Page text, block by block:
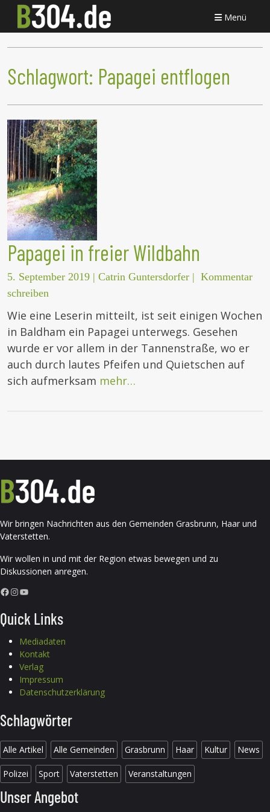
Menü
Schlagwort: Papagei entflogen
Papagei in freier Wildbahn
5. September 2019 | Catrin Guntersdorfer | Kommentar
schreiben
Wie eine Leserin mitteilt, ist seit einigen Wochen
in Baldham ein Papagei unterwegs. Gesehen
wurde er vor allem in der Tannenstraße, wo er
auch durch lautes Pfeifen und Quietschen auf
sich aufmerksam mehr…
Wir bringen Nachrichten aus den Gemeinden Grasbrunn, Haar und
Vaterstetten.
Wir wollen in und mit der Region etwas bewegen und zu
Diskussionen anregen.
Facebook InstagramYouTube
Quick Links
Mediadaten
Kontakt
Verlag
Impressum
Datenschutzerklärung
Schlagwörter
Alle Artikel Alle Gemeinden Grasbrunn Haar Kultur News
Polizei Sport Vaterstetten Veranstaltungen
Unser Angebot